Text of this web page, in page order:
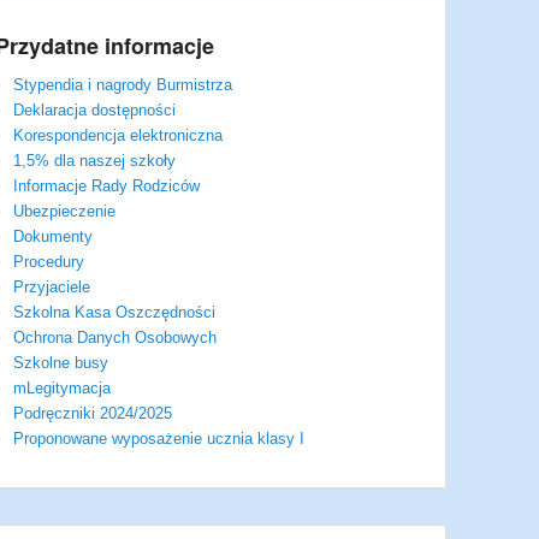
informacje
Stypendia i nagrody Burmistrza
Deklaracja dostępności
Korespondencja elektroniczna
1,5% dla naszej szkoły
Informacje Rady Rodziców
Ubezpieczenie
Dokumenty
Procedury
Przyjaciele
Szkolna Kasa Oszczędności
Ochrona Danych Osobowych
Szkolne busy
mLegitymacja
Podręczniki 2024/2025
Proponowane wyposażenie ucznia klasy I